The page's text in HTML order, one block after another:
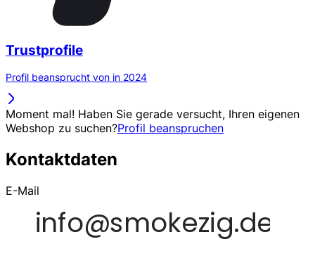
Trustprofile
Profil beansprucht von in 2024
Moment mal! Haben Sie gerade versucht, Ihren eigenen
Webshop zu suchen?Profil beanspruchen
Kontaktdaten
E-Mail